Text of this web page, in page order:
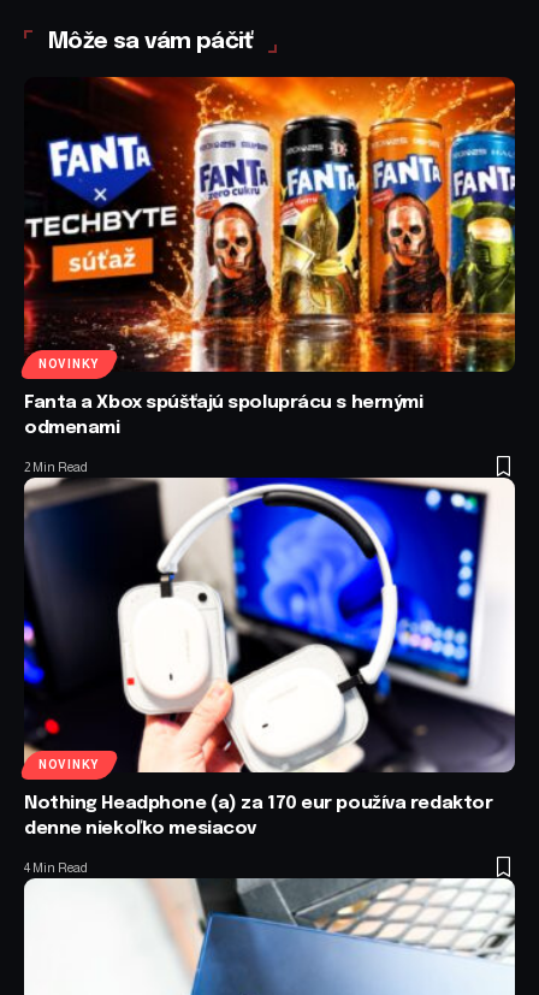
Môže sa vám páčiť
NOVINKY
Fanta a Xbox spúšťajú spoluprácu s hernými
odmenami
2 Min Read
NOVINKY
Nothing Headphone (a) za 170 eur používa redaktor
denne niekoľko mesiacov
4 Min Read